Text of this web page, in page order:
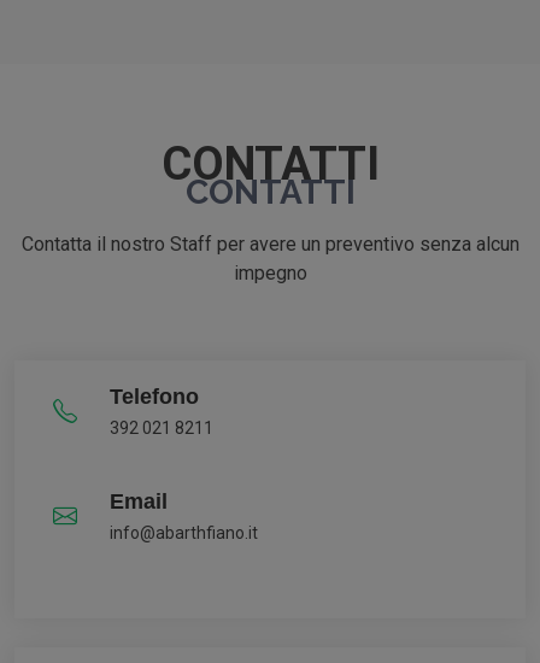
CONTATTI
CONTATTI
Contatta il nostro Staff per avere un preventivo senza alcun
impegno
Telefono
392 021 8211
Email
info@abarthfiano.it